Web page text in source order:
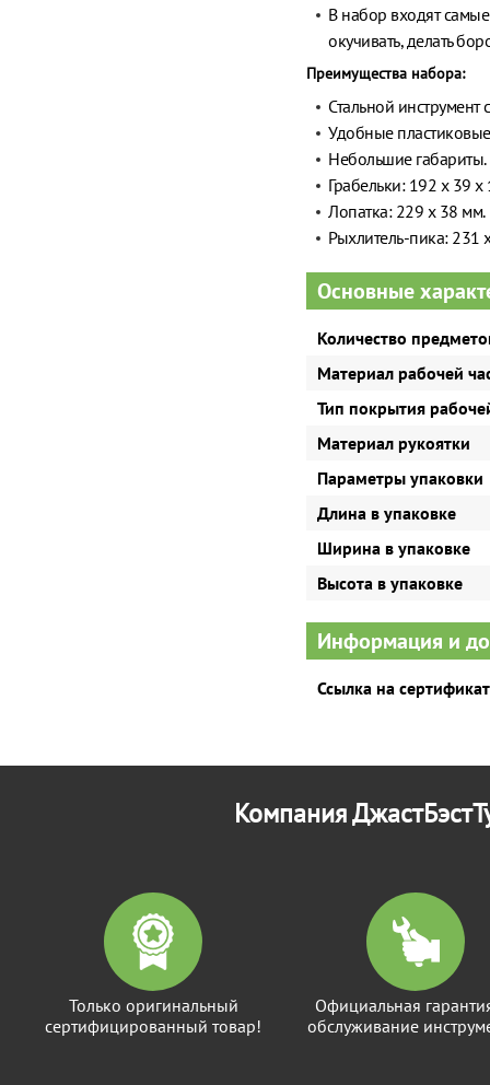
В набор входят
окучивать, делать
Преимущества набора:
Стальной
Удобные
Небольшие габариты.
Грабельки: 192 x 39
Лопатка: 229 x 38 мм.
Рыхлитель-пика: 231
Основные
Количество
Материал рабочей
Тип покрытия
Материал рукоятки
Параметры упаковки
Длина в упаковке
Ширина в упаковке
Высота в упаковке
Информация и
Ссылка на сертификат
Компания
Только оригинальный
сертифицированный товар!
Официальная
обслуживание